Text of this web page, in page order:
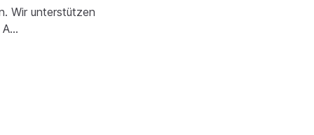
Wir unterstützen
A…